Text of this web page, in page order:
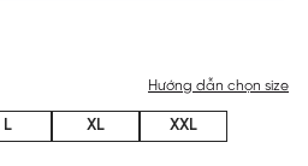
Hướng dẫn chọn size
L XL XXL